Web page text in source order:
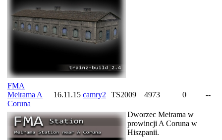
FMA
Meirama A
Coruna
16.11.15 camry2 TS2009 4973 0 --
Dworzec Meirama w
prowincji A Coruna w
Hiszpanii.